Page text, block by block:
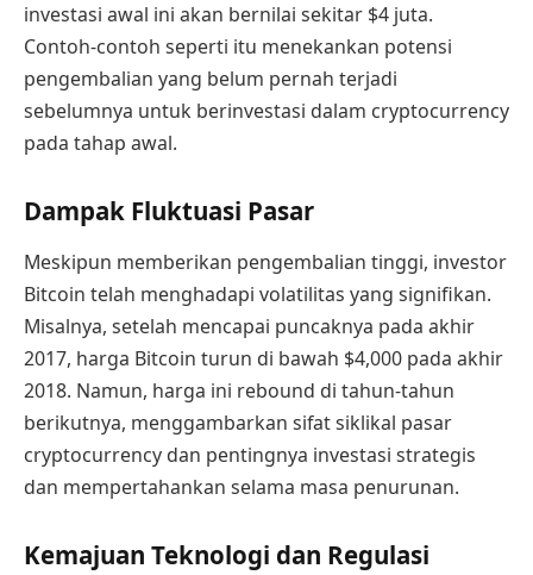
investasi awal ini akan bernilai sekitar $4 juta.
Contoh-contoh seperti itu menekankan potensi
pengembalian yang belum pernah terjadi
sebelumnya untuk berinvestasi dalam cryptocurrency
pada tahap awal.
Dampak Fluktuasi Pasar
Meskipun memberikan pengembalian tinggi, investor
Bitcoin telah menghadapi volatilitas yang signifikan.
Misalnya, setelah mencapai puncaknya pada akhir
2017, harga Bitcoin turun di bawah $4,000 pada akhir
2018. Namun, harga ini rebound di tahun-tahun
berikutnya, menggambarkan sifat siklikal pasar
cryptocurrency dan pentingnya investasi strategis
dan mempertahankan selama masa penurunan.
Kemajuan Teknologi dan Regulasi